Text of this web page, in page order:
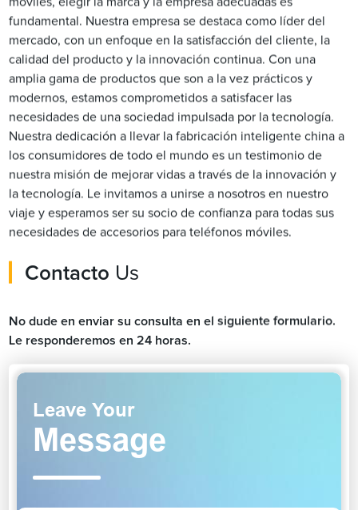
fundamental. Nuestra empresa se destaca como líder del
mercado, con un enfoque en la satisfacción del cliente, la
calidad del producto y la innovación continua. Con una
amplia gama de productos que son a la vez prácticos y
modernos, estamos comprometidos a satisfacer las
necesidades de una sociedad impulsada por la tecnología.
Nuestra dedicación a llevar la fabricación inteligente china a
los consumidores de todo el mundo es un testimonio de
nuestra misión de mejorar vidas a través de la innovación y
la tecnología. Le invitamos a unirse a nosotros en nuestro
viaje y esperamos ser su socio de confianza para todas sus
necesidades de accesorios para teléfonos móviles.
Contacto Us
No dude en enviar su consulta en el siguiente formulario.
Le responderemos en 24 horas.